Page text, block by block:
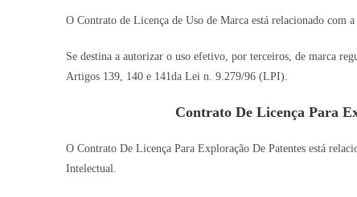
O Contrato de Licença de Uso de Marca está relacionado com
Se destina a autorizar o uso efetivo, por terceiros, de marca
Artigos 139, 140 e 141da Lei n. 9.279/96 (LPI).
Contrato De Licença Para
O Contrato De Licença Para Exploração De Patentes está
Intelectual.